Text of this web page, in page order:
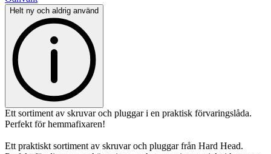
Helt ny och aldrig använd
Ett sortiment av skruvar och pluggar i en praktisk förvaringslåda.
Perfekt för hemmafixaren!
Ett praktiskt sortiment av skruvar och pluggar från Hard Head.